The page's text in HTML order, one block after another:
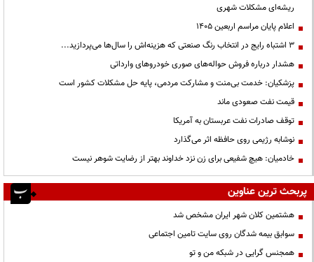
ریشه‌ای مشکلات شهری
اعلام پایان مراسم اربعین ۱۴۰۵
3 اشتباه رایج در انتخاب رنگ صنعتی که هزینه‌اش را سال‌ها می‌پردازید...
هشدار درباره فروش حواله‌های صوری خودروهای وارداتی
پزشکیان: خدمت بی‌منت و مشارکت مردمی، پایه حل مشکلات کشور است
قیمت نفت صعودی ماند
توقف صادرات نفت عربستان به آمریکا
نوشابه رژیمی روی حافظه اثر می‌گذارد
خادمیان: هیچ شفیعی برای زن نزد خداوند بهتر از رضایت شوهر نیست
پربحث ترین عناوین
هشتمین کلان شهر ایران مشخص شد
سوابق بیمه شدگان روی سایت تامین اجتماعی
همجنس گرایی در شبکه من و تو